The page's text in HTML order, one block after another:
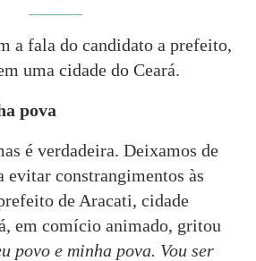
a fala do candidato a prefeito,
uma cidade do Ceará.
pova
é verdadeira. Deixamos de
evitar constrangimentos às
de Aracati, cidade
em comício animado, gritou
povo e minha pova. Vou ser